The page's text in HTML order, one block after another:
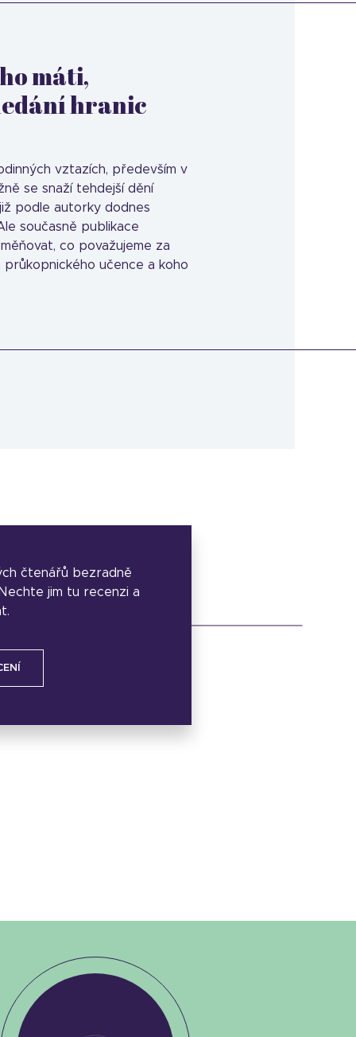
máti,
hranic
vztazích, především v
se snaží tehdejší dění
podle autorky dodnes
současně publikace
co považujeme za
učence a koho
čtenářů bezradně
jim tu recenzi a